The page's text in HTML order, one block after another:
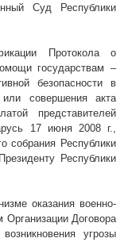
Суд Республики
Протокола о
государствам –
безопасности в
или совершения акта
представителей
17 июня 2008 г.,
собрания Республики
Республики
оказания военно-
Договора
угрозы